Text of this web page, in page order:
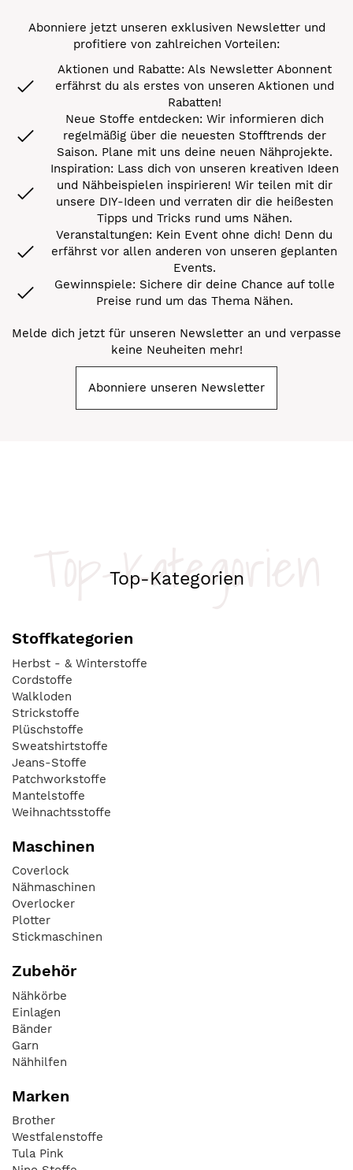
Abonniere jetzt unseren exklusiven Newsletter und
profitiere von zahlreichen Vorteilen:
Aktionen und Rabatte: Als Newsletter Abonnent
erfährst du als erstes von unseren Aktionen und
Rabatten!
Neue Stoffe entdecken: Wir informieren dich
regelmäßig über die neuesten Stofftrends der
Saison. Plane mit uns deine neuen Nähprojekte.
Inspiration: Lass dich von unseren kreativen Ideen
und Nähbeispielen inspirieren! Wir teilen mit dir
unsere DIY-Ideen und verraten dir die heißesten
Tipps und Tricks rund ums Nähen.
Veranstaltungen: Kein Event ohne dich! Denn du
erfährst vor allen anderen von unseren geplanten
Events.
Gewinnspiele: Sichere dir deine Chance auf tolle
Preise rund um das Thema Nähen.
Melde dich jetzt für unseren Newsletter an und verpasse
keine Neuheiten mehr!
Abonniere unseren Newsletter
Top-Kategorien
Top-Kategorien
Stoffkategorien
Herbst - & Winterstoffe
Cordstoffe
Walkloden
Strickstoffe
Plüschstoffe
Sweatshirtstoffe
Jeans-Stoffe
Patchworkstoffe
Mantelstoffe
Weihnachtsstoffe
Maschinen
Coverlock
Nähmaschinen
Overlocker
Plotter
Stickmaschinen
Zubehör
Nähkörbe
Einlagen
Bänder
Garn
Nähhilfen
Marken
Brother
Westfalenstoffe
Tula Pink